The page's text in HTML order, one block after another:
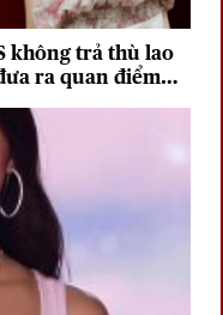
không trả thù lao
ra quan điểm